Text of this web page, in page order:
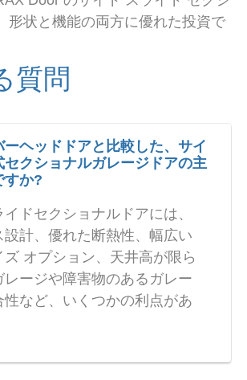
形状と機能の両方に優れた投資で
質問
ヘッドドアと比較した、サイ
セクショナルガレージドアの主
すか?
ドセクショナルドアには、
設計、優れた断熱性、幅広い
ズ オプション、天井高が限ら
レージや障害物のあるガレー
性など、いくつかの利点があ